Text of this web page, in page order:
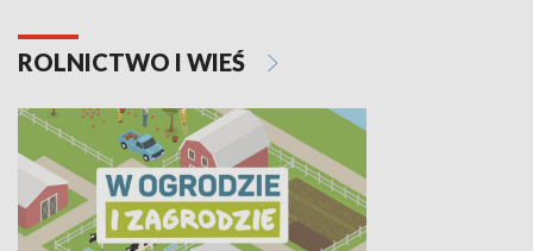
ROLNICTWO I WIEŚ